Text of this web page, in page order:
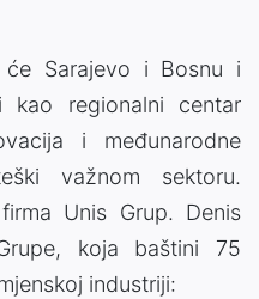
Sarajevo i Bosnu i
kao regionalni centar
i međunarodne
važnom sektoru.
Unis Grup. Denis
koja baštini 75
industriji: